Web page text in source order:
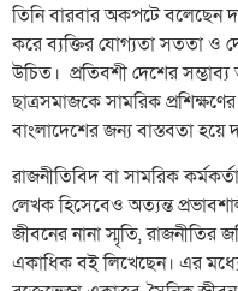
তিনি বারবার অকপটে বলেছেন
করে ব্যক্তির যোগ্যতা সততা ও
উচিত। প্রতিবশী দেশের
ছাত্রসমাজকে সামরিক
বাংলাদেশের জন্য বাস্তবতা হয়ে
রাজনীতিবিদ বা সামরিক
লেখক হিসেবেও অত্যন্ত
জীবনের নানা স্মৃতি, রাজনীতির
একাধিক বই লিখেছেন। এর